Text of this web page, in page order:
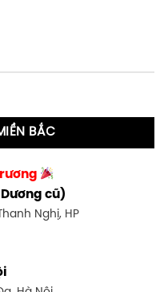
BẮC
cũ)
Nghị, HP